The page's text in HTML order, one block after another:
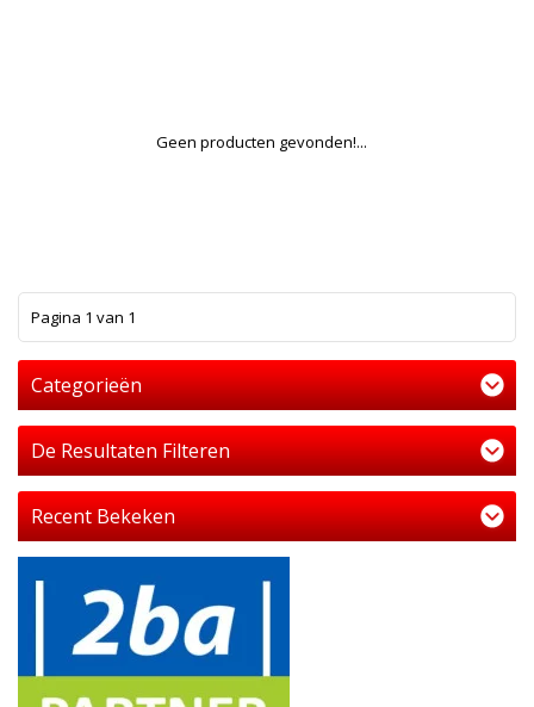
Geen producten gevonden!...
Pagina 1 van 1
Categorieën
De Resultaten Filteren
Recent Bekeken